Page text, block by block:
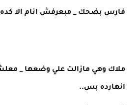
فارس بضحك _ مبعرفش انام الا كده
انهارده بس..